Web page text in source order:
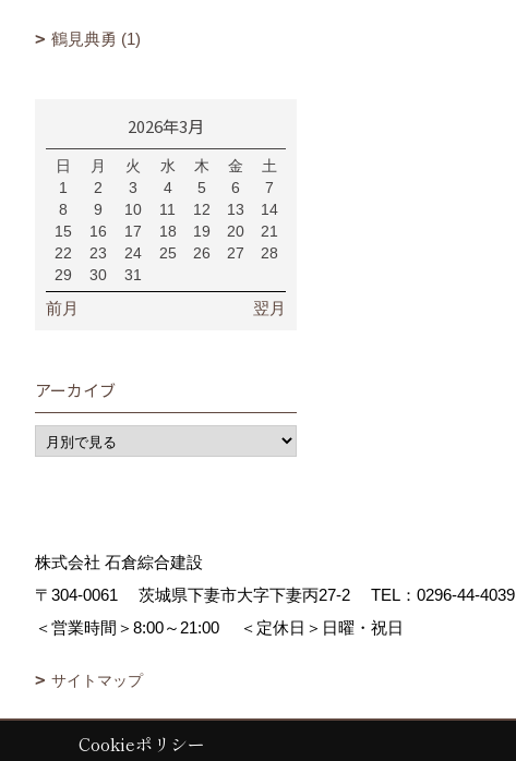
鶴見典勇 (1)
2026年3月
日 月 火 水 木 金
土
1
2 3 4 5 6
7
8
9 10 11 12 13
14
15
16 17 18 19 20
21
22
23 24 25 26 27
28
29
30 31
前月 翌月
アーカイブ
株式会社 石倉綜合建設
〒304-0061
茨城県下妻市大字下妻丙27-2 TEL： 0296-44-4039
＜営業時間＞8:00～21:00
＜定休日＞日曜・祝日
サイトマップ
Copyright (c) ISIKURA-SOGOKENSETSU. All Rights Reserved.
Cookieポリシー